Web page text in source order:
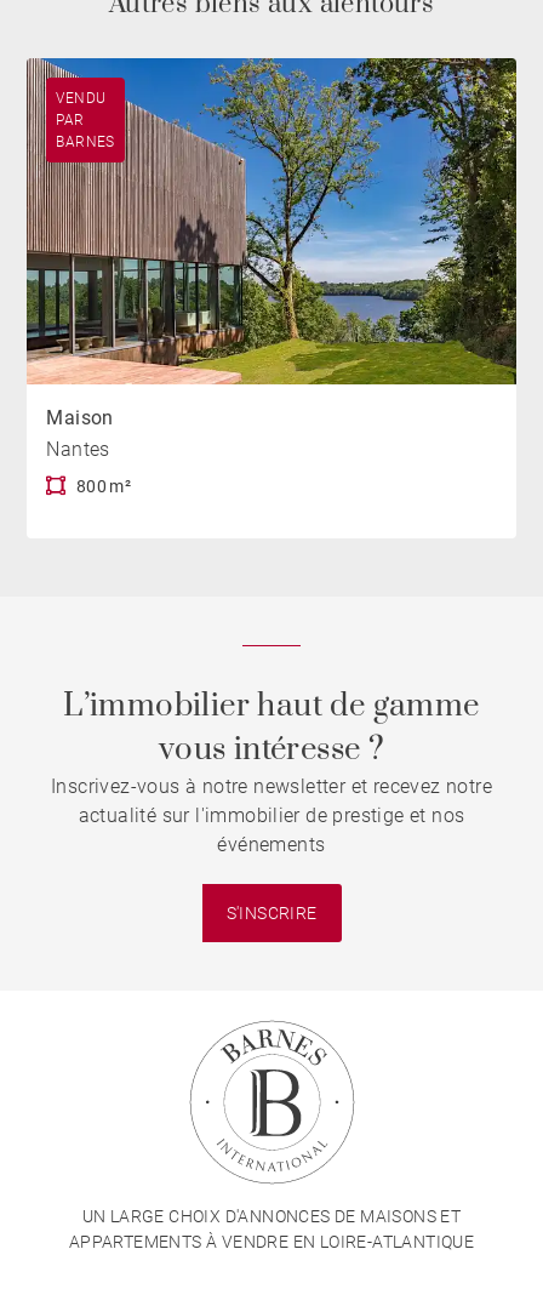
VENDU
PAR
BARNES
Maison
Nantes
800 m²
L’immobilier haut de gamme
vous intéresse ?
Inscrivez-vous à notre newsletter et recevez notre
actualité sur l'immobilier de prestige et nos
événements
S'INSCRIRE
UN LARGE CHOIX D'ANNONCES DE MAISONS ET
APPARTEMENTS À VENDRE EN LOIRE-ATLANTIQUE